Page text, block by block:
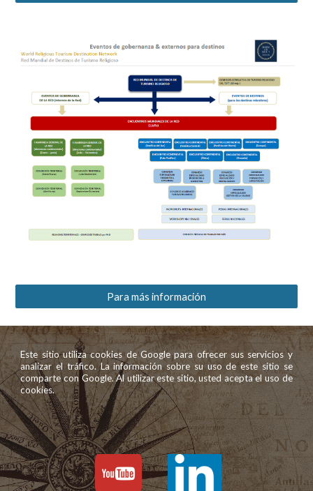
Para más información
Este sitio utiliza cookies de Google para ofrecer sus servicios y
analizar el tráfico. La información sobre su uso de este sitio se
comparte con Google. Al utilizar este sitio, usted acepta el uso de
cookies.